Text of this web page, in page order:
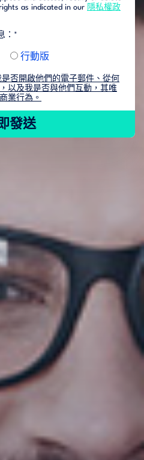
as indicated in our 隱私權政
：*
行動版
否開啟他們的電子郵件、從何
以及我是否與他們互動，其唯
業行為。
發送